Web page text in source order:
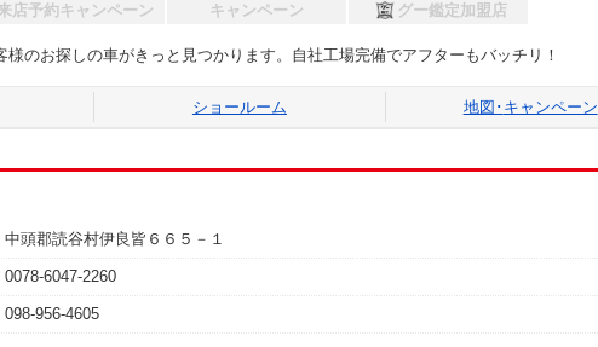
店予約キャンペーン キャンペーン グー鑑定加盟店
のお探しの車がきっと見つかります。自社工場完備でアフターもバッチリ！
ショールーム 地図･ キャンペーン
中頭郡読谷村伊良皆６６５－１
0078-6047-2260
098-956-4605